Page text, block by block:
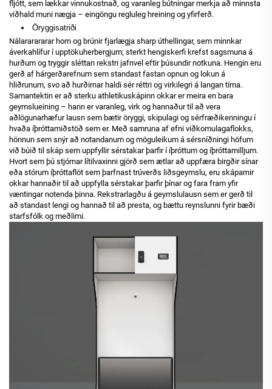
fljótt, sem lækkar vinnukostnað, og varanleg bútningar merkja að minnsta
viðhald muni nægja – eingöngu regluleg hreining og yfirferð.
Öryggisatriði
Nálararararar horn og brúnir fjarlægja sharp úthellingar, sem minnkar
áverkahlífur í upptökuherbergjum; sterkt hengiskerfi krefst sagsmuna á
hurðum og tryggir sléttan rekstri jafnvel eftir þúsundir notkuna. Hengin eru
gerð af hárgerðarefnum sem standast fastan opnun og lokun á
hliðrunum, svo að hurðirnar haldi sér réttri og virkilegri á langan tíma.
Samantektin er að sterku athletikuskápinn okkar er meira en bara
geymslueining – hann er varanleg, virk og hannaður til að vera
aðlögunarhæfur lausn sem bætir öryggi, skipulagi og sérfræðikenningu í
hvaða íþróttamiðstöð sem er. Með samruna af efni viðkomulagaflokks,
hönnun sem snýr að notandanum og möguleikum á sérsníðningi höfum
við búið til skáp sem uppfyllir sérstakar þarfir í íþróttum og íþróttamilljum.
Hvort sem þú stjórnar lítilvaxinni gjörð sem ætlar að uppfæra birgðir sínar
eða stórum íþróttaflöt sem þarfnast trúverðs liðsgeymslu, eru skáparnir
okkar hannaðir til að uppfylla sérstakar þarfir þínar og fara fram yfir
væntingar notenda þinna. Rekstrarlagðu á geymslulausn sem er gerð til
að standast lengi og hannað til að presta, og bættu reynslunni fyrir bæði
starfsfólk og meðlimi.